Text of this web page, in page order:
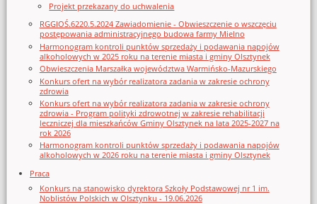
Projekt przekazany do uchwalenia
RGGIOŚ.6220.5.2024 Zawiadomienie - Obwieszczenie o wszczęciu
postępowania administracyjnego budowa farmy Mielno
Harmonogram kontroli punktów sprzedaży i podawania napojów
alkoholowych w 2025 roku na terenie miasta i gminy Olsztynek
Obwieszczenia Marszałka województwa Warmińsko-Mazurskiego
Konkurs ofert na wybór realizatora zadania w zakresie ochrony
zdrowia
Konkurs ofert na wybór realizatora zadania w zakresie ochrony
zdrowia - Program polityki zdrowotnej w zakresie rehabilitacji
leczniczej dla mieszkańców Gminy Olsztynek na lata 2025-2027 na
rok 2026
Harmonogram kontroli punktów sprzedaży i podawania napojów
alkoholowych w 2026 roku na terenie miasta i gminy Olsztynek
Praca
Konkurs na stanowisko dyrektora Szkoły Podstawowej nr 1 im.
Noblistów Polskich w Olsztynku - 19.06.2026